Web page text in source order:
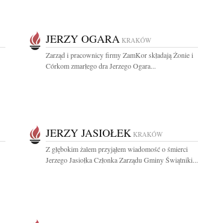
JERZY OGARA KRAKÓW
Zarząd i pracownicy firmy ZamKor składają Żonie i
Córkom zmarłego dra Jerzego Ogara...
JERZY JASIOŁEK KRAKÓW
Z głębokim żalem przyjąłem wiadomość o śmierci
Jerzego Jasiołka Członka Zarządu Gminy Świątniki...